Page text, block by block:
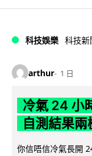
科技娛樂 科技新
arthur 1 日
冷氣 24 小
自測結果
你信唔信冷氣長開